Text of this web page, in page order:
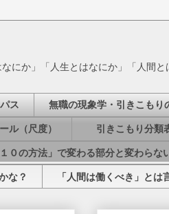
にか」「人生とはなにか」「人間
ス 無職の現象学・引きこもり
ル（尺度） 引きこもり分類
０の方法」で変わる部分と変わら
な？ 「人間は働くべき」とは